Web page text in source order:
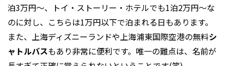
泊3万円～、トイ・ストーリー・ホテルでも1泊2万円～な
のに対し、こちらは1万円以下で泊まれる日もあります。
また、上海ディズニーランドや上海浦東国際空港の無料シ
ャトルバスもあり非常に便利です。唯一の難点は、名前が